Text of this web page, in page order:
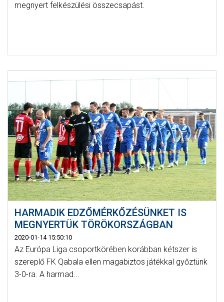
megnyert felkészülési összecsapást.
HARMADIK EDZŐMÉRKŐZÉSÜNKET IS
MEGNYERTÜK TÖRÖKORSZÁGBAN
2020-01-14 15:50:10
Az Európa Liga csoportkörében korábban kétszer is
szereplő FK Qabala ellen magabiztos játékkal győztünk
3-0-ra. A harmad...